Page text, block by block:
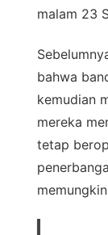
malam 23
bahwa
kemudian
mereka
tetap